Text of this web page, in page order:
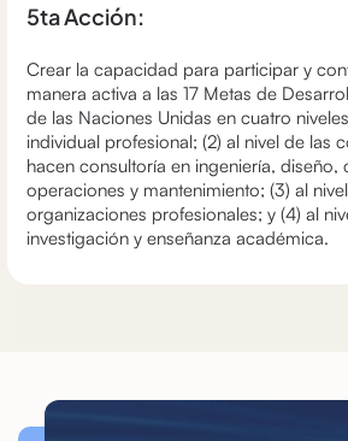
5ta Acción:
Crear la capacidad para participar y
manera activa a las 17 Metas de
de las Naciones Unidas en cuatro
individual profesional; (2) al nivel de las
hacen consultoría en ingeniería, diseño,
operaciones y mantenimiento; (3) al
organizaciones profesionales; y (4) al
investigación y enseñanza académica.